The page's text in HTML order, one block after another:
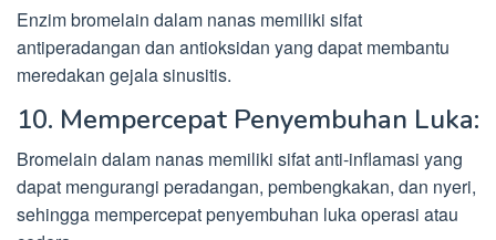
Enzim bromelain dalam nanas memiliki sifat
antiperadangan dan antioksidan yang dapat membantu
meredakan gejala sinusitis.
10. Mempercepat Penyembuhan Luka:
Bromelain dalam nanas memiliki sifat anti-inflamasi yang
dapat mengurangi peradangan, pembengkakan, dan nyeri,
sehingga mempercepat penyembuhan luka operasi atau